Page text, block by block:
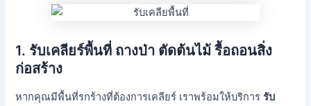
1. รับเคลียร์พื้นที่ ถางป่า ตัดต้นไม้ รื้อถอนสิ่ง
ก่อสร้าง
หากคุณมีพื้นที่รกร้างที่ต้องการเคลียร์ เราพร้อมให้บริการรับ